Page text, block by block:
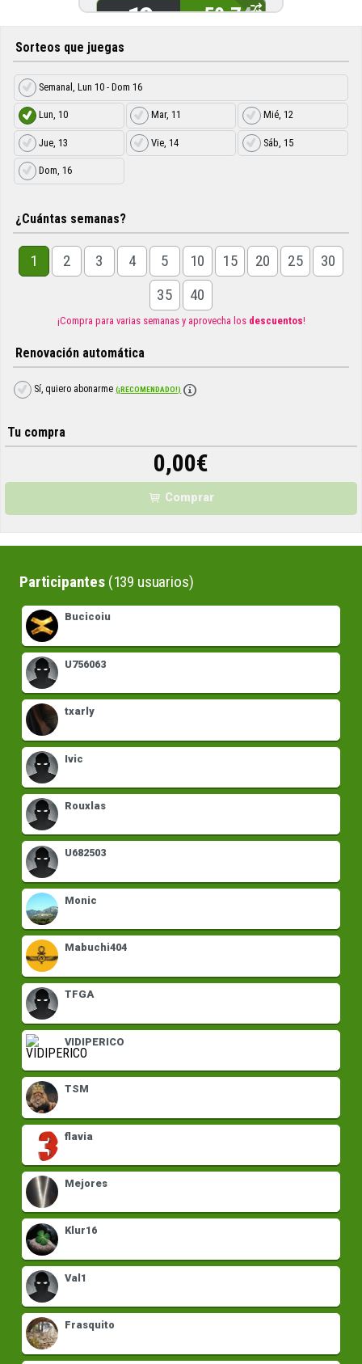
19 50,74€
Sorteos que juegas
Semanal, Lun 10 - Dom 16
Lun, 10 Mar, 11 Mié, 12
Jue, 13 Vie, 14 Sáb, 15
Dom, 16
¿Cuántas semanas?
1 2 3 4 5 10 15 20 25
30
35
40
¡Compra para varias semanas y aprovecha los descuentos!
Renovación automática
Sí, quiero abonarme(¡RECOMENDADO!)
Tu compra
0,00€
Comprar
Participantes(139 usuarios)
Bucicoiu
U756063
txarly
Ivic
Rouxlas
U682503
Monic
Mabuchi404
TFGA
VIDIPERICO
TSM
flavia
Mejores
Klur16
Val1
Frasquito